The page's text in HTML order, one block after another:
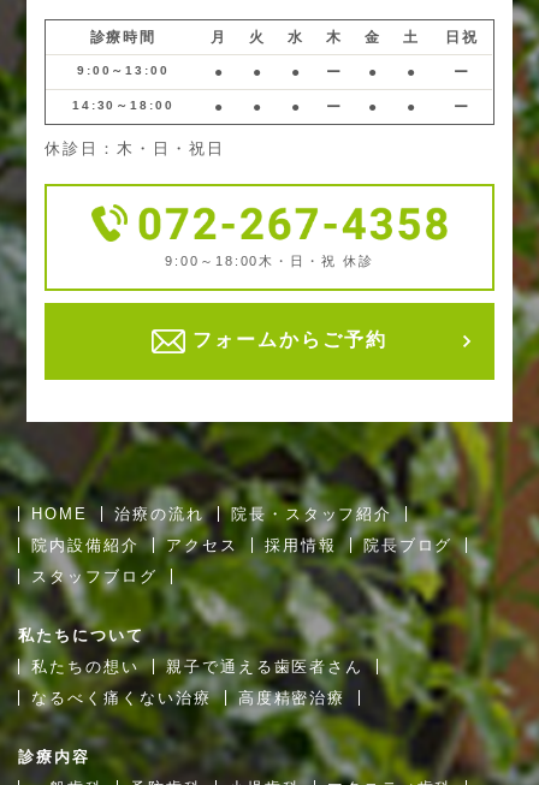
診療時間 月 火 水 木 金 土 日祝
9:00～13:00 ● ● ● ー ● ● ー
14:30～18:00 ● ● ● ー ● ● ー
休診日：木・日・祝日
9:00～18:00 木・日・祝 休診
フォームからご予約
HOME 治療の流れ
院長・スタッフ紹介
院内設備紹介
アクセス 採用情報
院長ブログ
スタッフブログ
私たちについて
私たちの想い
親子で通える歯医者さん
なるべく痛くない治療
高度精密治療
診療内容